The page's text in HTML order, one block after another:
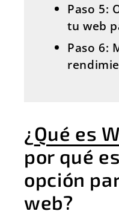
Paso 5:
tu web
Paso 6:
¿Qué es
por qué
opción
web?